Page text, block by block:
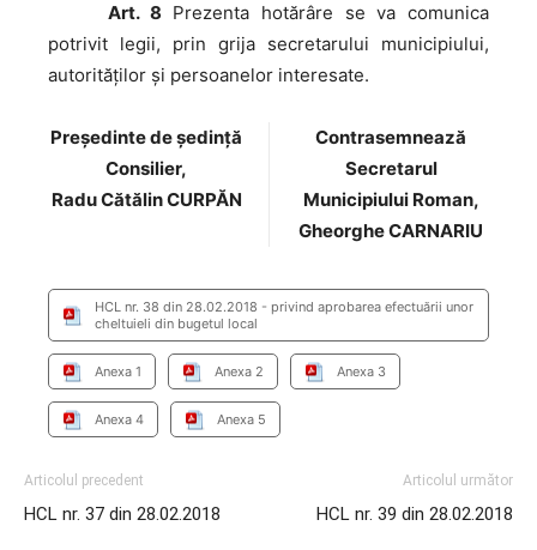
Art. 8 Prezenta hotărâre se va comunica
potrivit legii, prin grija secretarului municipiului,
autorităţilor şi persoanelor interesate.
Preşedinte de şedinţă
Consilier,
Radu Cătălin CURPĂN
Contrasemnează
Secretarul
Municipiului Roman,
Gheorghe CARNARIU
HCL nr. 38 din 28.02.2018 - privind aprobarea efectuării unor
cheltuieli din bugetul local
Anexa 1 Anexa 2 Anexa 3
Anexa 4 Anexa 5
Articolul precedent
HCL nr. 37 din 28.02.2018
Articolul următor
HCL nr. 39 din 28.02.2018